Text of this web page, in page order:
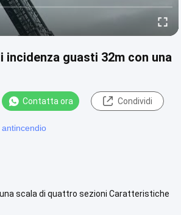
guasti 32m con una
Contatta ora Condividi
scala di quattro sezioni Caratteristiche